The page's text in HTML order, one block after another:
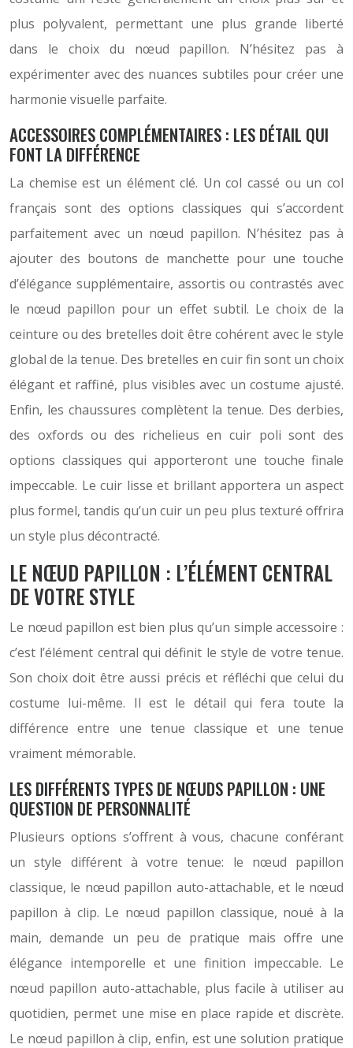
plus polyvalent, permettant une plus grande liberté
dans le choix du nœud papillon. N’hésitez pas à
expérimenter avec des nuances subtiles pour créer une
harmonie visuelle parfaite.
ACCESSOIRES COMPLÉMENTAIRES : LES DÉTAIL QUI
FONT LA DIFFÉRENCE
La chemise est un élément clé. Un col cassé ou un col
français sont des options classiques qui s’accordent
parfaitement avec un nœud papillon. N’hésitez pas à
ajouter des boutons de manchette pour une touche
d’élégance supplémentaire, assortis ou contrastés avec
le nœud papillon pour un effet subtil. Le choix de la
ceinture ou des bretelles doit être cohérent avec le style
global de la tenue. Des bretelles en cuir fin sont un choix
élégant et raffiné, plus visibles avec un costume ajusté.
Enfin, les chaussures complètent la tenue. Des derbies,
des oxfords ou des richelieus en cuir poli sont des
options classiques qui apporteront une touche finale
impeccable. Le cuir lisse et brillant apportera un aspect
plus formel, tandis qu’un cuir un peu plus texturé offrira
un style plus décontracté.
LE NŒUD PAPILLON : L’ÉLÉMENT CENTRAL
DE VOTRE STYLE
Le nœud papillon est bien plus qu’un simple accessoire :
c’est l’élément central qui définit le style de votre tenue.
Son choix doit être aussi précis et réfléchi que celui du
costume lui-même. Il est le détail qui fera toute la
différence entre une tenue classique et une tenue
vraiment mémorable.
LES DIFFÉRENTS TYPES DE NŒUDS PAPILLON : UNE
QUESTION DE PERSONNALITÉ
Plusieurs options s’offrent à vous, chacune conférant
un style différent à votre tenue: le nœud papillon
classique, le nœud papillon auto-attachable, et le nœud
papillon à clip. Le nœud papillon classique, noué à la
main, demande un peu de pratique mais offre une
élégance intemporelle et une finition impeccable. Le
nœud papillon auto-attachable, plus facile à utiliser au
quotidien, permet une mise en place rapide et discrète.
Le nœud papillon à clip, enfin, est une solution pratique